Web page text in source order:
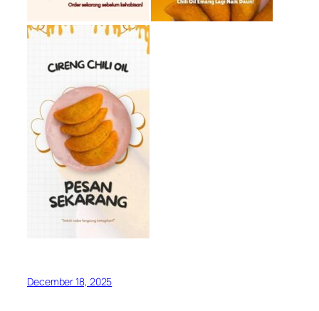
December 18, 2025